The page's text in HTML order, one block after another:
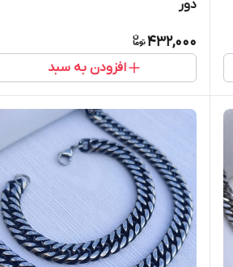
دور
432,000
افزودن به سبد